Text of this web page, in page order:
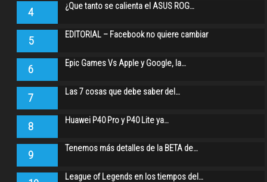
4 ¿Que tanto se calienta el ASUS ROG…
5 EDITORIAL – Facebook no quiere cambiar
6 Epic Games Vs Apple y Google, la…
7 Las 7 cosas que debe saber del…
8 Huawei P40 Pro y P40 Lite ya…
9 Tenemos más detalles de la BETA de…
League of Legends en los tiempos del…